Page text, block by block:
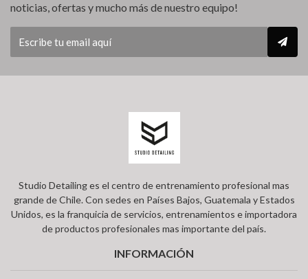
noticias, ofertas y mucho más de nuestro equipo!
Studio Detailing es el centro de entrenamiento profesional mas
grande de Chile. Con sedes en Países Bajos, Guatemala y Estados
Unidos, es la franquicia de servicios, entrenamientos e importadora
de productos profesionales mas importante del país.
INFORMACIÓN